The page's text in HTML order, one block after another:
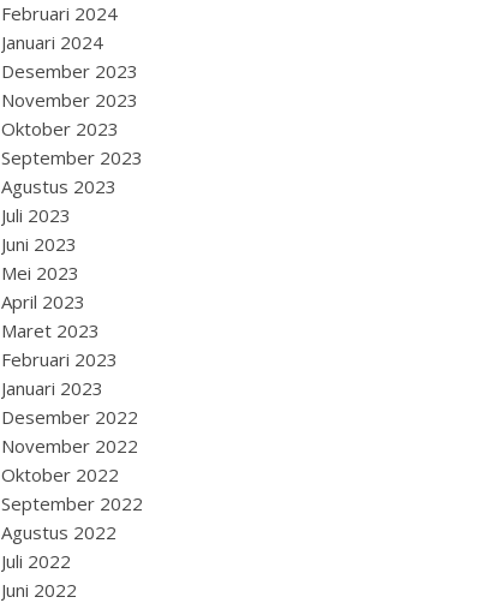
Februari 2024
Januari 2024
Desember 2023
November 2023
Oktober 2023
September 2023
Agustus 2023
Juli 2023
Juni 2023
Mei 2023
April 2023
Maret 2023
Februari 2023
Januari 2023
Desember 2022
November 2022
Oktober 2022
September 2022
Agustus 2022
Juli 2022
Juni 2022